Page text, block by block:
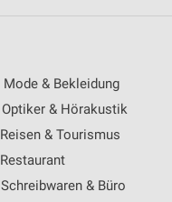
Mode & Bekleidung
Optiker & Hörakustik
Reisen & Tourismus
Restaurant
Schreibwaren & Büro